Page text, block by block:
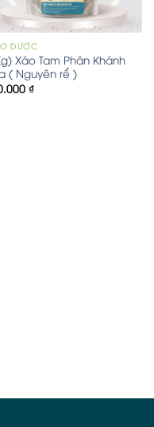
DƯỢC
Xáo Tam Phân Khánh
( Nguyên rể )
₫